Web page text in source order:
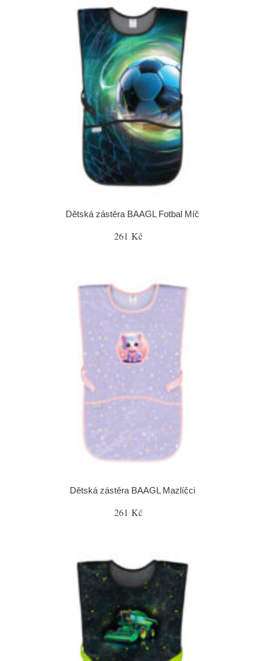
Dětská zástěra BAAGL Fotbal Míč
261 Kč
Dětská zástěra BAAGL Mazlíčci
261 Kč